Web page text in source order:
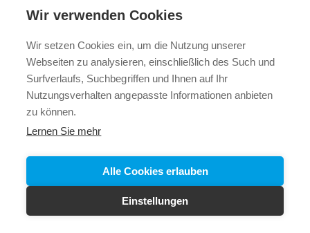
Wir verwenden Cookies
Wir setzen Cookies ein, um die Nutzung unserer
Webseiten zu analysieren, einschließlich des Such und
Surfverlaufs, Suchbegriffen und Ihnen auf Ihr
Nutzungsverhalten angepasste Informationen anbieten
zu können.
Lernen Sie mehr
Alle Cookies erlauben
Einstellungen
2025 © Vollbad Impressum Datenschutz
62288